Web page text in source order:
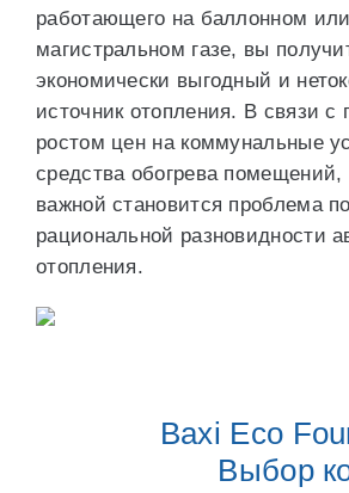
работающего на баллонном или
магистральном газе, вы
экономически выгодный и
источник отопления. В связи с
ростом цен на коммунальные
средства обогрева помещений,
важной становится проблема
рациональной разновидности
отопления.
Baxi Eco
Выбор